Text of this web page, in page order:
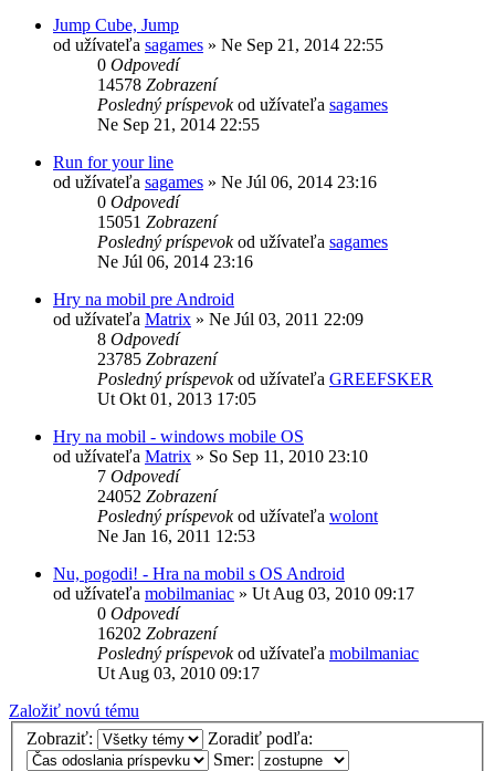
Jump Cube, Jump
od užívateľa sagames » Ne Sep 21, 2014 22:55
0 Odpovedí
14578 Zobrazení
Posledný príspevokod užívateľa sagames
Ne Sep 21, 2014 22:55
Run for your line
od užívateľa sagames » Ne Júl 06, 2014 23:16
0 Odpovedí
15051 Zobrazení
Posledný príspevokod užívateľa sagames
Ne Júl 06, 2014 23:16
Hry na mobil pre Android
od užívateľa Matrix » Ne Júl 03, 2011 22:09
8 Odpovedí
23785 Zobrazení
Posledný príspevokod užívateľa GREEFSKER
Ut Okt 01, 2013 17:05
Hry na mobil - windows mobile OS
od užívateľa Matrix » So Sep 11, 2010 23:10
7 Odpovedí
24052 Zobrazení
Posledný príspevokod užívateľa wolont
Ne Jan 16, 2011 12:53
Nu, pogodi! - Hra na mobil s OS Android
od užívateľa mobilmaniac » Ut Aug 03, 2010 09:17
0 Odpovedí
16202 Zobrazení
Posledný príspevokod užívateľa mobilmaniac
Ut Aug 03, 2010 09:17
Založiť novú tému
Zobraziť:
Zoradiť podľa:
Smer: